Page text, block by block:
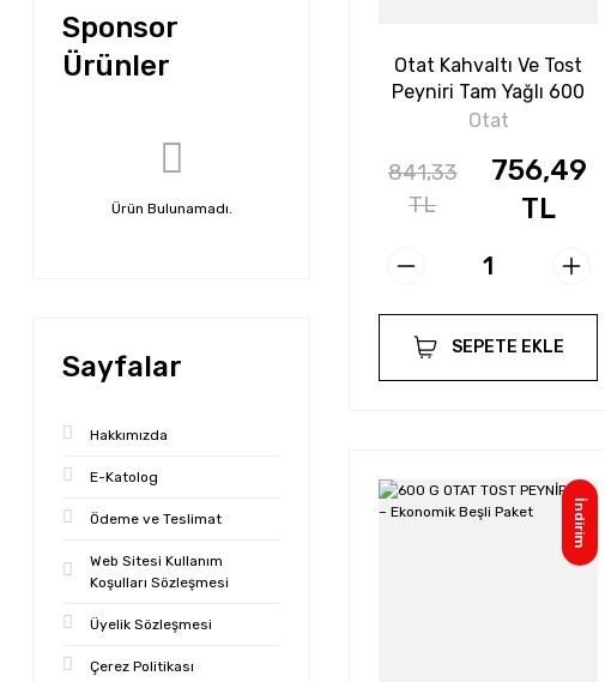
Sponsor
Ürünler
Ürün Bulunamadı.
Sayfalar
Hakkımızda
E-Katolog
Ödeme ve Teslimat
Web Sitesi Kullanım
Koşulları Sözleşmesi
Üyelik Sözleşmesi
Çerez Politikası
Otat Kahvaltı Ve Tost
Peyniri Tam Yağlı 600
G*2
Otat
841,33
TL
756,49
TL
SEPETE EKLE
İndirim